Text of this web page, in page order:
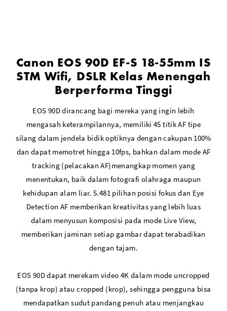
Canon EOS 90D EF-S 18-55mm IS
STM Wifi, DSLR Kelas Menengah
Berperforma Tinggi
EOS 90D dirancang bagi mereka yang ingin lebih
mengasah keterampilannya, memiliki 45 titik AF tipe
silang dalam jendela bidik optiknya dengan cakupan 100%
dan dapat memotret hingga 10fps, bahkan dalam mode AF
tracking (pelacakan AF)menangkap momen yang
menentukan, baik dalam fotografi olahraga maupun
kehidupan alam liar. 5.481 pilihan posisi fokus dan Eye
Detection AF memberikan kreativitas yang lebih luas
dalam menyusun komposisi pada mode Live View,
memberikan jaminan setiap gambar dapat terabadikan
dengan tajam.
EOS 90D dapat merekam video 4K dalam mode uncropped
(tanpa krop) atau cropped (krop), sehingga pengguna bisa
mendapatkan sudut pandang penuh atau menjangkau